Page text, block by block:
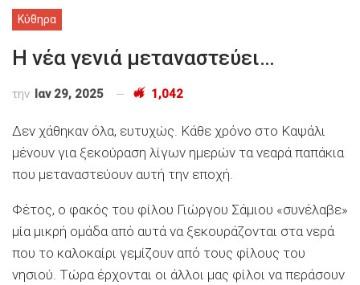
Κύθηρα
Η νέα γενιά μεταναστεύει…
την Ιαν 29, 2025 1,042
Δεν χάθηκαν όλα, ευτυχώς. Κάθε χρόνο στο Καψάλι
μένουν για ξεκούραση λίγων ημερών τα νεαρά παπάκια
που μεταναστεύουν αυτή την εποχή.
Φέτος, ο φακός του φίλου Γιώργου Σάμιου «συνέλαβε»
μία μικρή ομάδα από αυτά να ξεκουράζονται στα νερά
που το καλοκαίρι γεμίζουν από τους φίλους του
νησιού. Τώρα έρχονται οι άλλοι μας φίλοι να περάσουν